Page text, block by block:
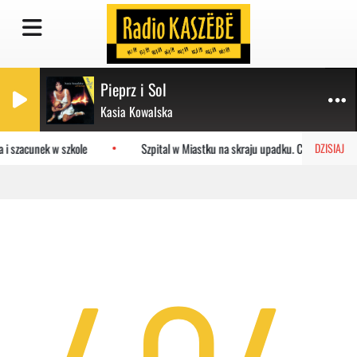
Pieprz i Sol
Kasia Kowalska
DZISIAJ
szacunek w szkole Szpital w Miastku na skraju upadku. Co czeka